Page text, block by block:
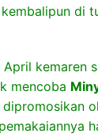
di
kemaren
mencoba
dipromosikan